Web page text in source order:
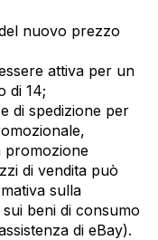
nuovo prezzo
attiva per un
di 14;
di spedizione per
promozione
di vendita può
sulla
beni di consumo
di eBay).